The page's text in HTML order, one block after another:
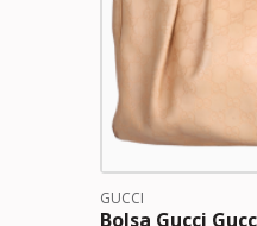
GUCCI
Bolsa Gucci